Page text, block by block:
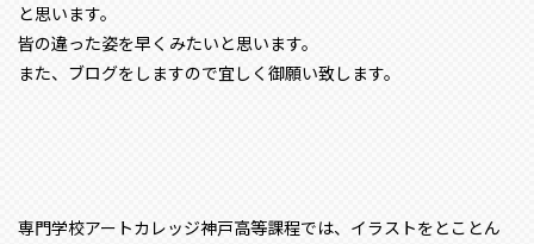
と思います。
皆の違った姿を早くみたいと思います。
また、ブログをしますので宜しく御願い致します。
専門学校アートカレッジ神戸高等課程では、イラストをとことん